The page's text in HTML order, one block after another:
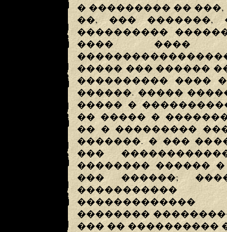
� ��������� ��
��, ��� �������,
����������
���� ����
����� ��� ������
���������� ����
������. �����
����� �
�� ����� �
�� � ���������
�������. � ���
���
�������� ������
��� ������;
��������
��� �� ����������